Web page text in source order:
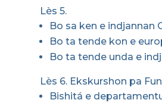
Lès 5.
Bo sa ken e indjannan
Bo ta tende kon e
Bo ta tende unda e
Lès 6. Ekskurshon pa
Bishitá e